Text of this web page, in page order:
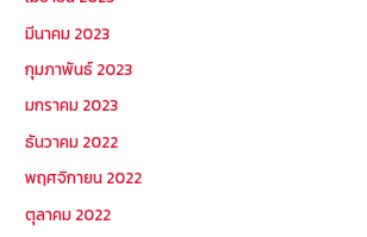
มีนาคม 2023
กุมภาพันธ์ 2023
มกราคม 2023
ธันวาคม 2022
พฤศจิกายน 2022
ตุลาคม 2022